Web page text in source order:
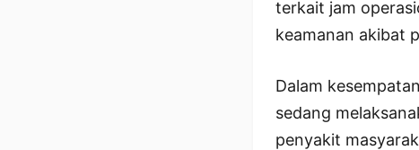
terkait jam
keamanan akibat
Dalam
sedang
penyakit